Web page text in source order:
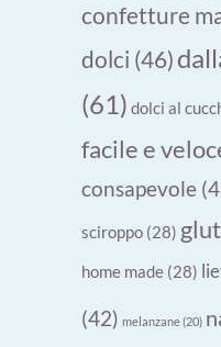
confetture
dolci (46)
(61) dolci al
facile e
consapevole
sciroppo (28)
home made (28)
(42) melanzane(20)